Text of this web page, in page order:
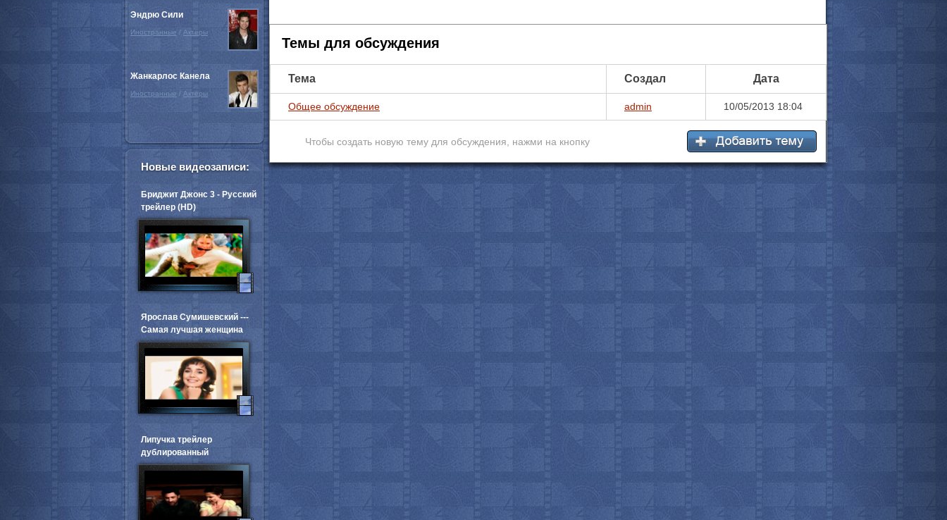
Темы для обсуждения
Тема Создал Дата
Общее обсуждение admin 10/05/2013 18:04
Чтобы создать новую тему для обcуждения, нажми на кнопку
Эндрю Сили
Иностранные / Актёры
Жанкарлос Канела
Иностранные / Актёры
Новые видеозаписи:
Бриджит Джонс 3 - Русский
трейлер (HD)
Ярослав Сумишевский ---
Самая лучшая женщина
Липучка трейлер
дублированный